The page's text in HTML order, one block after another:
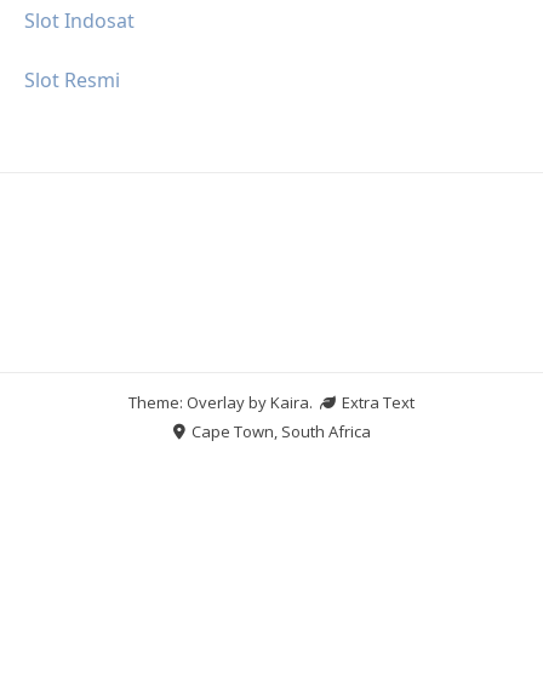
Slot Indosat
Slot Resmi
Theme: Overlay byKaira.
Extra Text
Cape Town, South Africa